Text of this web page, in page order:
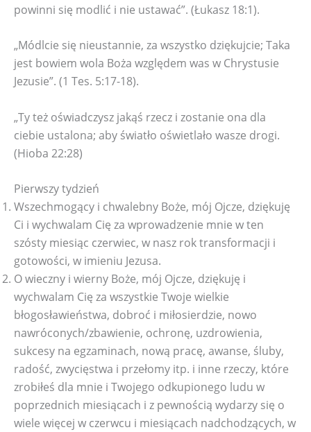
powinni się modlić i nie ustawać”. (Łukasz 18:1).
„Módlcie się nieustannie, za wszystko dziękujcie; Taka
jest bowiem wola Boża względem was w Chrystusie
Jezusie”. (1 Tes. 5:17-18).
„Ty też oświadczysz jakąś rzecz i zostanie ona dla
ciebie ustalona; aby światło oświetlało wasze drogi.
(Hioba 22:28)
Pierwszy tydzień
Wszechmogący i chwalebny Boże, mój Ojcze, dziękuję
Ci i wychwalam Cię za wprowadzenie mnie w ten
szósty miesiąc czerwiec, w nasz rok transformacji i
gotowości, w imieniu Jezusa.
O wieczny i wierny Boże, mój Ojcze, dziękuję i
wychwalam Cię za wszystkie Twoje wielkie
błogosławieństwa, dobroć i miłosierdzie, nowo
nawróconych/zbawienie, ochronę, uzdrowienia,
sukcesy na egzaminach, nową pracę, awanse, śluby,
radość, zwycięstwa i przełomy itp. i inne rzeczy, które
zrobiłeś dla mnie i Twojego odkupionego ludu w
poprzednich miesiącach i z pewnością wydarzy się o
wiele więcej w czerwcu i miesiącach nadchodzących, w